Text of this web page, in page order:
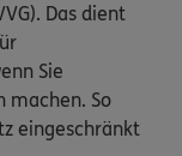
Das dient
Sie
machen. So
eingeschränkt